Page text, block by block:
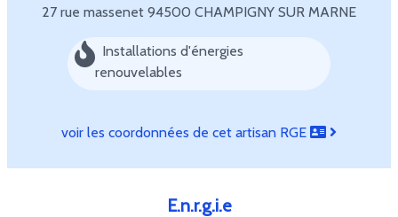
27 rue massenet 94500 CHAMPIGNY SUR MARNE
Installations d'énergies
renouvelables
voir les coordonnées de cet artisan RGE
E.n.r.g.i.e